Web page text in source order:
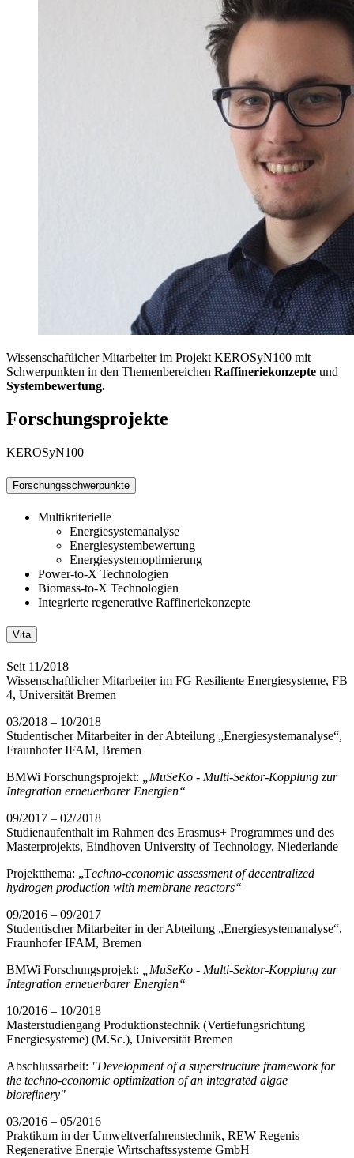
Wissenschaftlicher Mitarbeiter im Projekt KEROSyN100 mit
Schwerpunkten in den Themenbereichen Raffineriekonzepte und
Systembewertung.
Forschungsprojekte
KEROSyN100
Forschungsschwerpunkte
Multikriterielle
Energiesystemanalyse
Energiesystembewertung
Energiesystemoptimierung
Power-to-X Technologien
Biomass-to-X Technologien
Integrierte regenerative Raffineriekonzepte
Vita
Seit 11/2018
Wissenschaftlicher Mitarbeiter im FG Resiliente Energiesysteme, FB
4, Universität Bremen
03/2018 – 10/2018
Studentischer Mitarbeiter in der Abteilung „Energiesystemanalyse“,
Fraunhofer IFAM, Bremen
BMWi Forschungsprojekt:
„MuSeKo - Multi-Sektor-Kopplung zur
Integration erneuerbarer Energien“
09/2017 – 02/2018
Studienaufenthalt im Rahmen des Erasmus+ Programmes und des
Masterprojekts, Eindhoven University of Technology, Niederlande
Projektthema: „Techno-economic assessment of decentralized
hydrogen production with membrane reactors“
09/2016 – 09/2017
Studentischer Mitarbeiter in der Abteilung „Energiesystemanalyse“,
Fraunhofer IFAM, Bremen
BMWi Forschungsprojekt:
„MuSeKo - Multi-Sektor-Kopplung zur
Integration erneuerbarer Energien“
10/2016 – 10/2018
Masterstudiengang Produktionstechnik (Vertiefungsrichtung
Energiesysteme) (M.Sc.), Universität Bremen
Abschlussarbeit: "Development of a superstructure framework for
the techno-economic optimization of an integrated algae
biorefinery"
03/2016 – 05/2016
Praktikum in der Umweltverfahrenstechnik, REW Regenis
Regenerative Energie Wirtschaftssysteme GmbH